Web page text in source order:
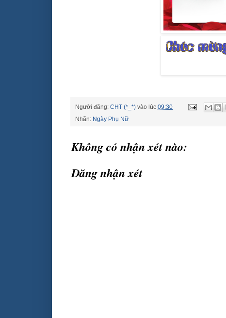
Người đăng: CHT (*_*) vào lúc 09:30
Nhãn: Ngày Phụ Nữ
Không có nhận xét nào:
Đăng nhận xét